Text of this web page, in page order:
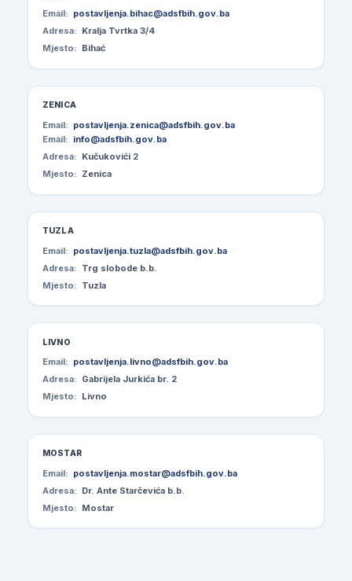
Email: postavljenja.bihac@adsfbih.gov.ba
Adresa: Kralja Tvrtka 3/4
Mjesto: Bihać
ZENICA
Email: postavljenja.zenica@adsfbih.gov.ba
Email: info@adsfbih.gov.ba
Adresa: Kučukovići 2
Mjesto: Zenica
TUZLA
Email: postavljenja.tuzla@adsfbih.gov.ba
Adresa: Trg slobode b.b.
Mjesto: Tuzla
LIVNO
Email: postavljenja.livno@adsfbih.gov.ba
Adresa: Gabrijela Jurkića br. 2
Mjesto: Livno
MOSTAR
Email: postavljenja.mostar@adsfbih.gov.ba
Adresa: Dr. Ante Starčevića b.b.
Mjesto: Mostar